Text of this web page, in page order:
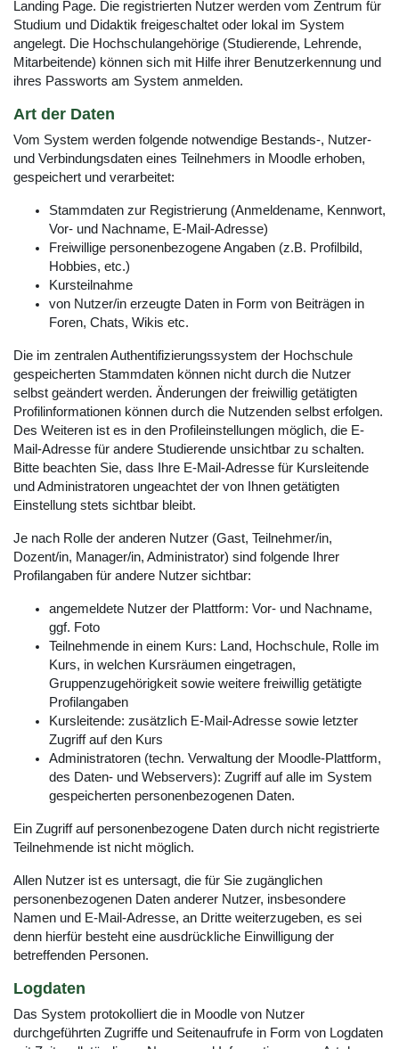
Landing Page. Die registrierten Nutzer werden vom Zentrum für
Studium und Didaktik freigeschaltet oder lokal im System
angelegt. Die Hochschulangehörige (Studierende, Lehrende,
Mitarbeitende) können sich mit Hilfe ihrer Benutzerkennung und
ihres Passworts am System anmelden.
Art der Daten
Vom System werden folgende notwendige Bestands-, Nutzer-
und Verbindungsdaten eines Teilnehmers in Moodle erhoben,
gespeichert und verarbeitet:
Stammdaten zur Registrierung (Anmeldename, Kennwort,
Vor- und Nachname, E-Mail-Adresse)
Freiwillige personenbezogene Angaben (z.B. Profilbild,
Hobbies, etc.)
Kursteilnahme
von Nutzer/in erzeugte Daten in Form von Beiträgen in
Foren, Chats, Wikis etc.
Die im zentralen Authentifizierungssystem der Hochschule
gespeicherten Stammdaten können nicht durch die Nutzer
selbst geändert werden. Änderungen der freiwillig getätigten
Profilinformationen können durch die Nutzenden selbst erfolgen.
Des Weiteren ist es in den Profileinstellungen möglich, die E-
Mail-Adresse für andere Studierende unsichtbar zu schalten.
Bitte beachten Sie, dass Ihre E-Mail-Adresse für Kursleitende
und Administratoren ungeachtet der von Ihnen getätigten
Einstellung stets sichtbar bleibt.
Je nach Rolle der anderen Nutzer (Gast, Teilnehmer/in,
Dozent/in, Manager/in, Administrator) sind folgende Ihrer
Profilangaben für andere Nutzer sichtbar:
angemeldete Nutzer der Plattform: Vor- und Nachname,
ggf. Foto
Teilnehmende in einem Kurs: Land, Hochschule, Rolle im
Kurs, in welchen Kursräumen eingetragen,
Gruppenzugehörigkeit sowie weitere freiwillig getätigte
Profilangaben
Kursleitende: zusätzlich E-Mail-Adresse sowie letzter
Zugriff auf den Kurs
Administratoren (techn. Verwaltung der Moodle-Plattform,
des Daten- und Webservers): Zugriff auf alle im System
gespeicherten personenbezogenen Daten.
Ein Zugriff auf personenbezogene Daten durch nicht registrierte
Teilnehmende ist nicht möglich.
Allen Nutzer ist es untersagt, die für Sie zugänglichen
personenbezogenen Daten anderer Nutzer, insbesondere
Namen und E-Mail-Adresse, an Dritte weiterzugeben, es sei
denn hierfür besteht eine ausdrückliche Einwilligung der
betreffenden Personen.
Logdaten
Das System protokolliert die in Moodle von Nutzer
durchgeführten Zugriffe und Seitenaufrufe in Form von Logdaten